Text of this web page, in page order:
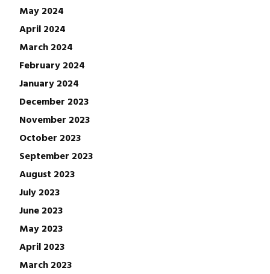
May 2024
April 2024
March 2024
February 2024
January 2024
December 2023
November 2023
October 2023
September 2023
August 2023
July 2023
June 2023
May 2023
April 2023
March 2023